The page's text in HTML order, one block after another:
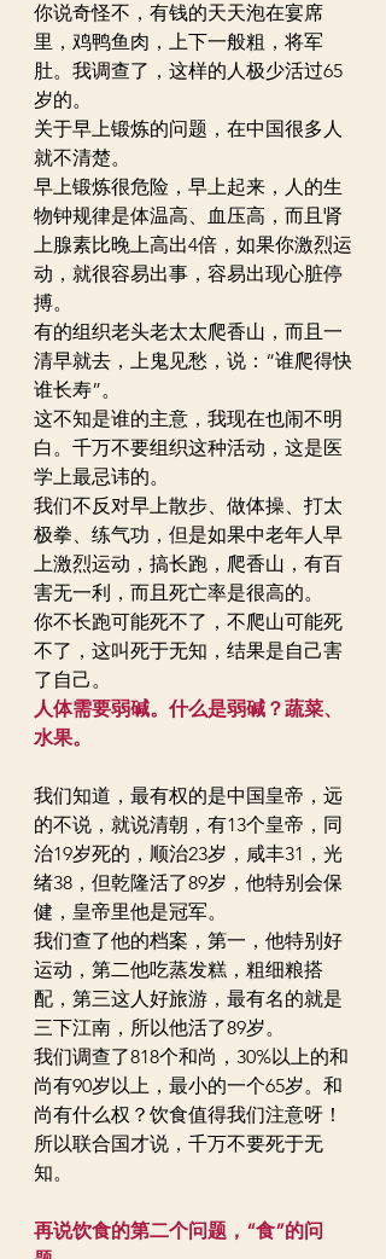
你说奇怪不，有钱的天天泡在宴席
里，鸡鸭鱼肉，上下一般粗，将军
肚。我调查了，这样的人极少活过65
岁的。
关于早上锻炼的问题，在中国很多人
就不清楚。
早上锻炼很危险，早上起来，人的生
物钟规律是体温高、血压高，而且肾
上腺素比晚上高出4倍，如果你激烈运
动，就很容易出事，容易出现心脏停
搏。
有的组织老头老太太爬香山，而且一
清早就去，上鬼见愁，说：“谁爬得快
谁长寿”。
这不知是谁的主意，我现在也闹不明
白。千万不要组织这种活动，这是医
学上最忌讳的。
我们不反对早上散步、做体操、打太
极拳、练气功，但是如果中老年人早
上激烈运动，搞长跑，爬香山，有百
害无一利，而且死亡率是很高的。
你不长跑可能死不了，不爬山可能死
不了，这叫死于无知，结果是自己害
了自己。
人体需要弱碱。什么是弱碱？蔬菜、
水果。
我们知道，最有权的是中国皇帝，远
的不说，就说清朝，有13个皇帝，同
治19岁死的，顺治23岁，咸丰31，光
绪38，但乾隆活了89岁，他特别会保
健，皇帝里他是冠军。
我们查了他的档案，第一，他特别好
运动，第二他吃蒸发糕，粗细粮搭
配，第三这人好旅游，最有名的就是
三下江南，所以他活了89岁。
我们调查了818个和尚，30%以上的和
尚有90岁以上，最小的一个65岁。和
尚有什么权？饮食值得我们注意呀！
所以联合国才说，千万不要死于无
知。
再说饮食的第二个问题，“食”的问